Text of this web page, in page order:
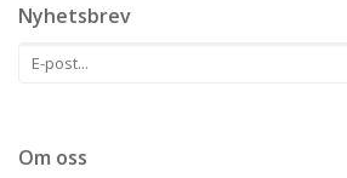
Nyhetsbrev
Om oss